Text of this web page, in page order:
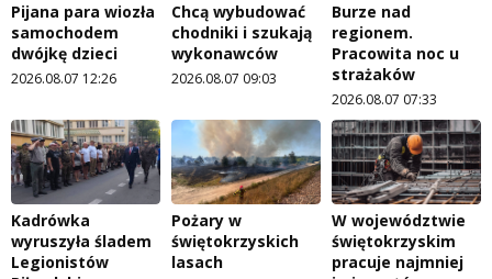
Pijana para wiozła
samochodem
dwójkę dzieci
2026.08.07 12:26
Chcą wybudować
chodniki i szukają
wykonawców
2026.08.07 09:03
Burze nad
regionem.
Pracowita noc u
strażaków
2026.08.07 07:33
Kadrówka
wyruszyła śladem
Legionistów
Pożary w
świętokrzyskich
lasach
W województwie
świętokrzyskim
pracuje najmniej